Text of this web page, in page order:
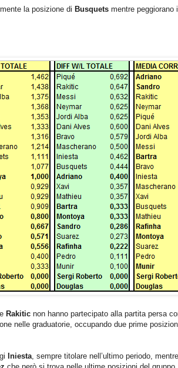
la posizione di Busquets mentre peggiorano
e Rakitic non hanno partecipato alla partita persa
nelle graduatorie, occupando due prime
Iniesta, sempre titolare nell’ultimo periodo,